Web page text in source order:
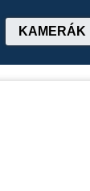
KAMERÁK